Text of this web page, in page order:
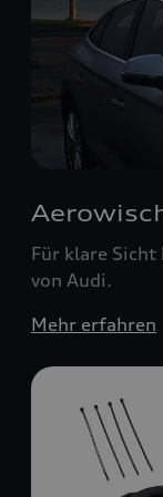
Für klare Sicht
von Audi.
Mehr erfahren